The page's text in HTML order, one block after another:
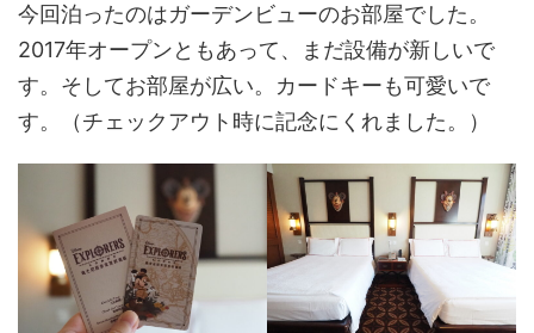
今回泊ったのはガーデンビューのお部屋でした。
2017年オープンともあって、まだ設備が新しいで
す。そしてお部屋が広い。カードキーも可愛いで
す。（チェックアウト時に記念にくれました。）